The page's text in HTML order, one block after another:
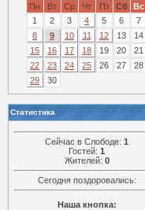
Пн
Вт Ср Чт Пт Сб
Вс
1
2 3 4 5 6
7
8
9 10 11 12 13
14
15
16 17 18 19 20
21
22
23 24 25 26 27
28
29
30
Статистика
Сейчас в Слободе: 1
Гостей: 1
Жителей: 0
Сегодня поздоровались:
Наша кнопка: